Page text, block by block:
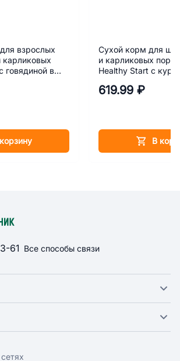
взрослых
карликовых
говядиной в
Сухой корм для
и карликовых
Healthy Start с
619.99 ₽
В
61 Все способы связи